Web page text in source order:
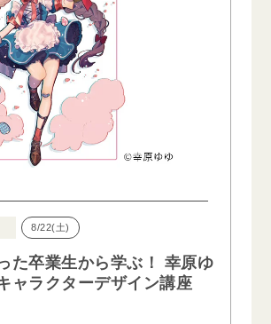
8/22(土)
た卒業生から学ぶ！ 幸原ゆ
ャラクターデザイン講座